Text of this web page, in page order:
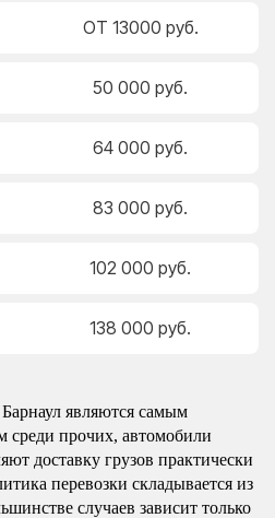
ОТ 13000 руб.
50 000 руб.
64 000 руб.
83 000 руб.
102 000 руб.
138 000 руб.
являются самым
среди прочих, автомобили
доставку грузов практически
перевозки складывается из
случаев зависит только